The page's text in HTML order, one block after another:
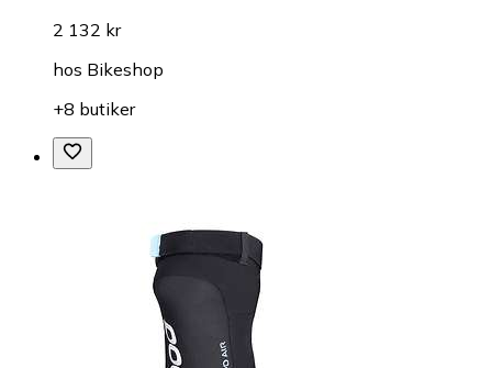
2 132 kr
hos Bikeshop
+8 butiker